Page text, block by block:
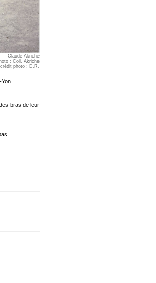
Claude Akriche
: Coll. Akriche
crédit photo : D.R.
bras de leur